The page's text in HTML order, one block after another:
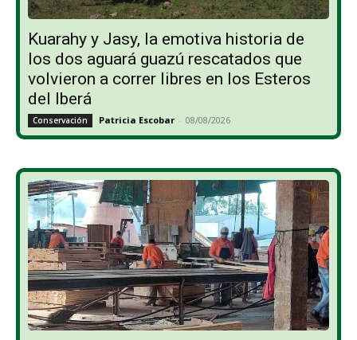
Kuarahy y Jasy, la emotiva historia de
los dos aguará guazú rescatados que
volvieron a correr libres en los Esteros
del Iberá
Conservación Patricia Escobar - 08/08/2026